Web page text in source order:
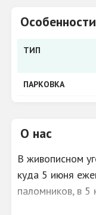
О нас
В живописном
куда 5 июня
паломников, в 5
Особенности
ТИП
ПАРКОВКА